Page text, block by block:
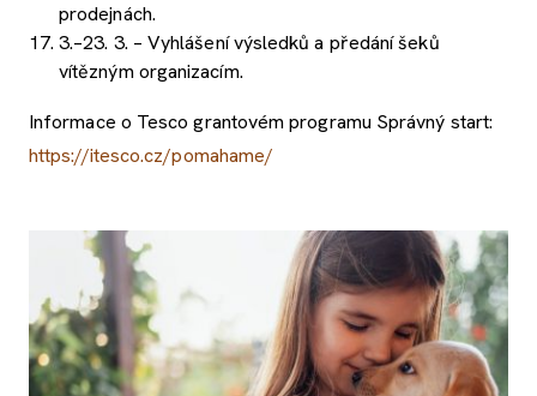
prodejnách.
3.–23. 3. – Vyhlášení výsledků a předání šeků
vítězným organizacím.
Informace o Tesco grantovém programu Správný start:
https://itesco.cz/pomahame/